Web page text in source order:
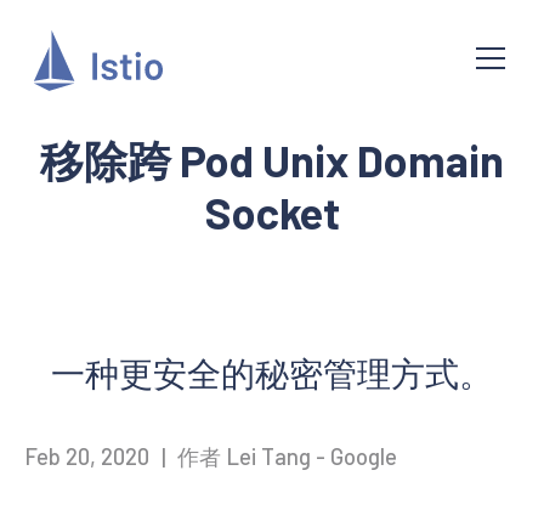
移除跨 Pod Unix Domain
Socket
一种更安全的秘密管理方式。
Feb 20, 2020 | 作者 Lei Tang - Google